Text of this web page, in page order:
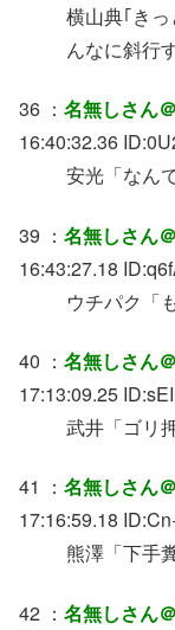
横山典｢き
んなに斜行
36 ： 名無しさん
16:40:32.36
安光「なん
39 ： 名無しさん
16:43:27.18
ウチパク「
40 ： 名無しさん
17:13:09.25
武井「ゴリ
41 ： 名無しさん
17:16:59.18
熊澤「下手
42 ： 名無しさん